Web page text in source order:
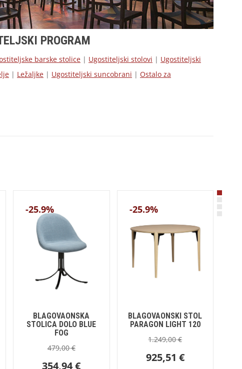
PROGRAM
barske stolice| Ugostiteljski stolovi | Ugostiteljski
| Ležaljke| Ugostiteljski suncobrani | Ostalo za
-25.9%
BLAGOVAONSKA
STOLICA DOLO BLUE
FOG
479,00€
354,94€
-25.9%
BLAGOVAONSKI STOL
PARAGON LIGHT 120
1.249,00€
925,51 €